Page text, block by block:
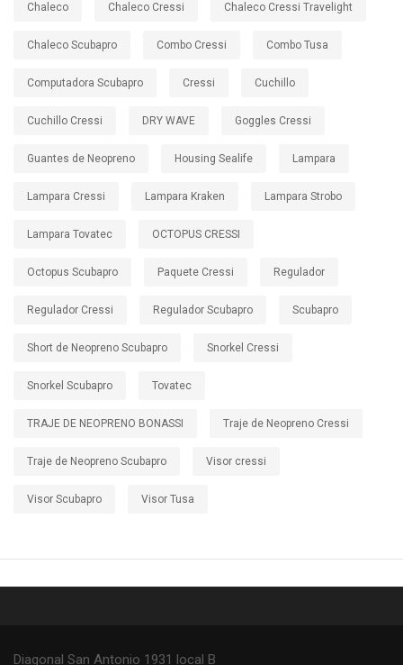
Chaleco Chaleco Cressi Chaleco Cressi Travelight
Chaleco Scubapro Combo Cressi Combo Tusa
Computadora Scubapro Cressi Cuchillo
Cuchillo Cressi DRY WAVE Goggles Cressi
Guantes de Neopreno Housing Sealife Lampara
Lampara Cressi Lampara Kraken Lampara Strobo
Lampara Tovatec OCTOPUS CRESSI
Octopus Scubapro Paquete Cressi Regulador
Regulador Cressi Regulador Scubapro Scubapro
Short de Neopreno Scubapro Snorkel Cressi
Snorkel Scubapro Tovatec
TRAJE DE NEOPRENO BONASSI Traje de Neopreno Cressi
Traje de Neopreno Scubapro Visor cressi
Visor Scubapro Visor Tusa
Diagonal San Antonio 1931 local B